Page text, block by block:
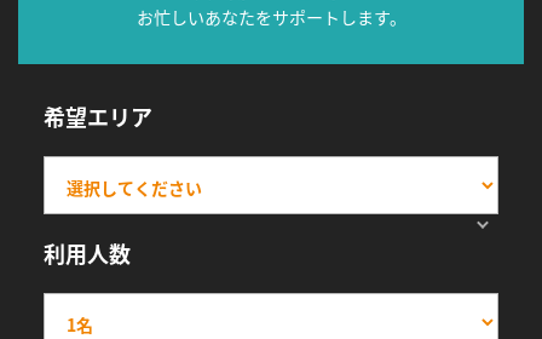
お忙しいあなたをサポートします。
希望エリア
利用人数